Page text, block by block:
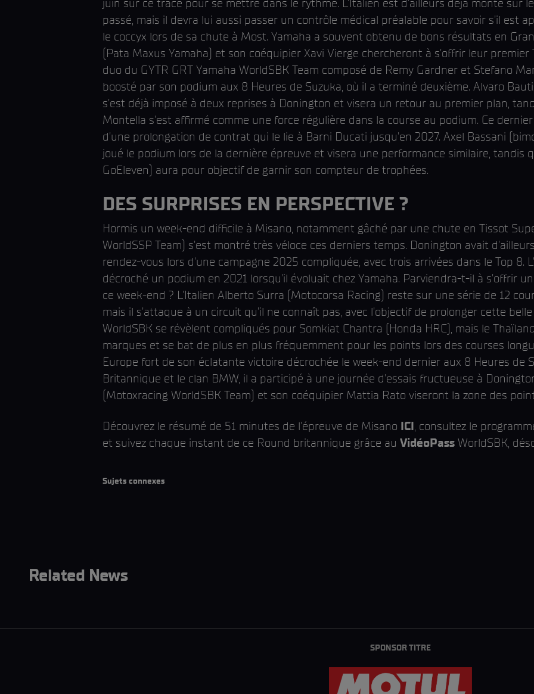
passé, mais il devra lui aussi passer un contrôle médical préalable pour savoir s'il est
le coccyx lors de sa chute à Most. Yamaha a souvent obtenu de bons résultats en
(Pata Maxus Yamaha) et son coéquipier Xavi Vierge chercheront à s'offrir leur premier
duo du GYTR GRT Yamaha WorldSBK Team composé de Remy Gardner et Stefano
boosté par son podium aux 8 Heures de Suzuka, où il a terminé deuxième. Alvaro
s'est déjà imposé à deux reprises à Donington et visera un retour au premier plan,
Montella s'est affirmé comme une force régulière dans la course au podium. Ce
d'une prolongation de contrat qui le lie à Barni Ducati jusqu'en 2027. Axel Bassani
joué le podium lors de la dernière épreuve et visera une performance similaire, tandis
GoEleven) aura pour objectif de garnir son compteur de trophées.
DES SURPRISES EN PERSPECTIVE ?
Hormis un week-end difficile à Misano, notamment gâché par une chute en Tissot
WorldSSP Team) s'est montré très véloce ces derniers temps. Donington avait
rendez-vous lors d'une campagne 2025 compliquée, avec trois arrivées dans le Top 8.
décroché un podium en 2021 lorsqu'il évoluait chez Yamaha. Parviendra-t-il à s'offrir
ce week-end ? L'Italien Alberto Surra (Motocorsa Racing) reste sur une série de 12
mais il s'attaque à un circuit qu'il ne connaît pas, avec l'objectif de prolonger cette
WorldSBK se révèlent compliqués pour Somkiat Chantra (Honda HRC), mais le
marques et se bat de plus en plus fréquemment pour les points lors des courses
Europe fort de son éclatante victoire décrochée le week-end dernier aux 8 Heures de
Britannique et le clan BMW, il a participé à une journée d'essais fructueuse à
(Motoxracing WorldSBK Team) et son coéquipier Mattia Rato viseront la zone des
Découvrez le résumé de 51 minutes de l'épreuve de Misano ICI , consultez le
et suivez chaque instant de ce Round britannique grâce au VidéoPass WorldSBK,
Sujets connexes
Related News
SPONSOR TITRE